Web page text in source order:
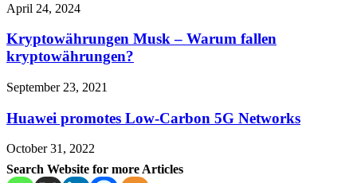
April 24, 2024
Kryptowährungen Musk – Warum fallen
kryptowährungen?
September 23, 2021
Huawei promotes Low-Carbon 5G Networks
October 31, 2022
Search Website for more Articles